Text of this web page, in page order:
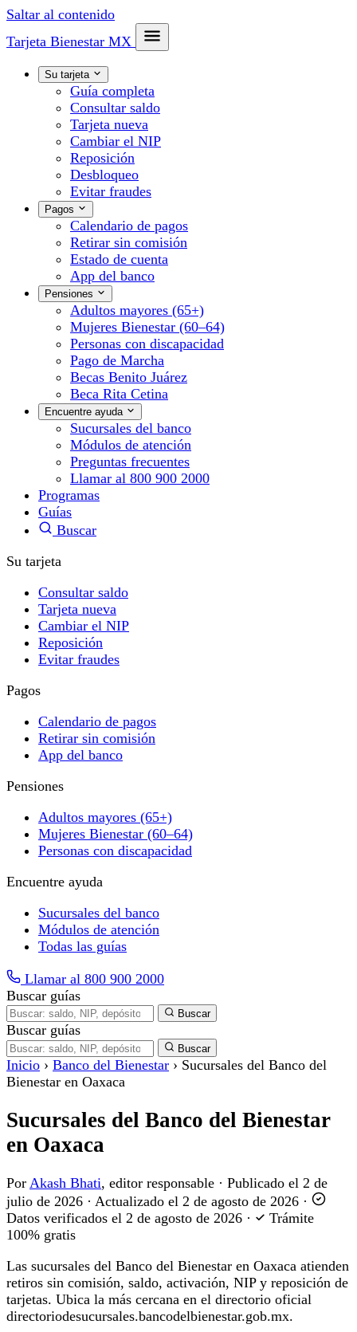
Saltar al contenido
Tarjeta Bienestar MX
Su tarjeta
Guía completa
Consultar saldo
Tarjeta nueva
Cambiar el NIP
Reposición
Desbloqueo
Evitar fraudes
Pagos
Calendario de pagos
Retirar sin comisión
Estado de cuenta
App del banco
Pensiones
Adultos mayores (65+)
Mujeres Bienestar (60–64)
Personas con discapacidad
Pago de Marcha
Becas Benito Juárez
Beca Rita Cetina
Encuentre ayuda
Sucursales del banco
Módulos de atención
Preguntas frecuentes
Llamar al 800 900 2000
Programas
Guías
Buscar
Su tarjeta
Consultar saldo
Tarjeta nueva
Cambiar el NIP
Reposición
Evitar fraudes
Pagos
Calendario de pagos
Retirar sin comisión
App del banco
Pensiones
Adultos mayores (65+)
Mujeres Bienestar (60–64)
Personas con discapacidad
Encuentre ayuda
Sucursales del banco
Módulos de atención
Todas las guías
Llamar al 800 900 2000
Buscar guías
Buscar
Buscar guías
Buscar
Inicio › Banco del Bienestar › Sucursales del Banco del
Bienestar en Oaxaca
Sucursales del Banco del Bienestar
en Oaxaca
Por Akash Bhati, editor responsable · Publicado el 2 de
julio de 2026 · Actualizado el 2 de agosto de 2026 ·
Datos verificados el 2 de agosto de 2026 ·
Trámite
100% gratis
Las sucursales del Banco del Bienestar en Oaxaca atienden
retiros sin comisión, saldo, activación, NIP y reposición de
tarjetas. Ubica la más cercana en el directorio oficial
directoriodesucursales.bancodelbienestar.gob.mx.